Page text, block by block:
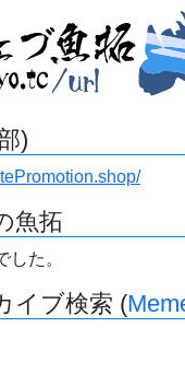
)
魚拓
した。
イブ検索 (